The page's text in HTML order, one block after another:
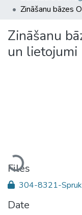
Zināšanu
un lietojumi
Loading...
Files
304-8321-
Date